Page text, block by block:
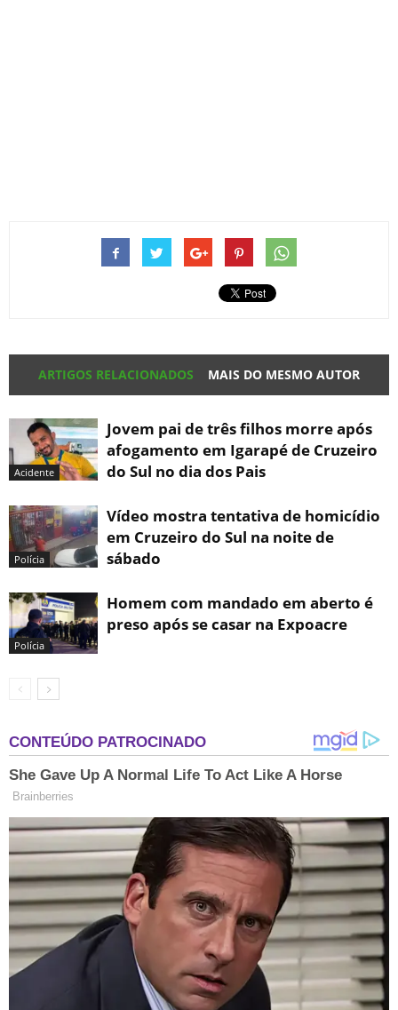
ARTIGOS RELACIONADOS MAIS DO MESMO AUTOR
Acidente
Jovem pai de três filhos morre após
afogamento em Igarapé de Cruzeiro
do Sul no dia dos Pais
Polícia
Vídeo mostra tentativa de homicídio
em Cruzeiro do Sul na noite de
sábado
Polícia
Homem com mandado em aberto é
preso após se casar na Expoacre